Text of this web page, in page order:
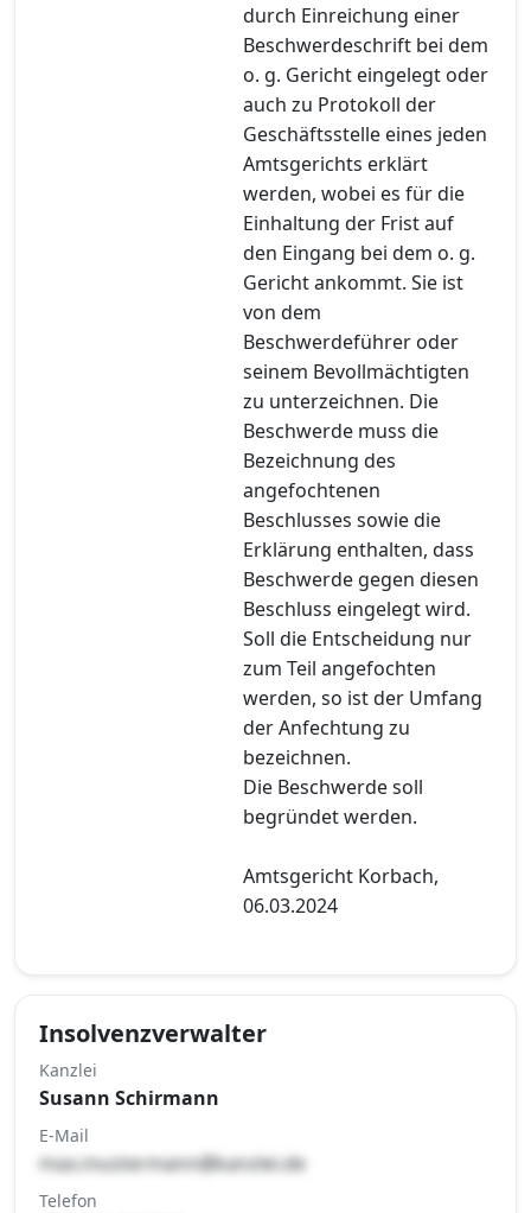
durch Einreichung einer
Beschwerdeschrift bei dem
o. g. Gericht eingelegt oder
auch zu Protokoll der
Geschäftsstelle eines jeden
Amtsgerichts erklärt
werden, wobei es für die
Einhaltung der Frist auf
den Eingang bei dem o. g.
Gericht ankommt. Sie ist
von dem
Beschwerdeführer oder
seinem Bevollmächtigten
zu unterzeichnen. Die
Beschwerde muss die
Bezeichnung des
angefochtenen
Beschlusses sowie die
Erklärung enthalten, dass
Beschwerde gegen diesen
Beschluss eingelegt wird.
Soll die Entscheidung nur
zum Teil angefochten
werden, so ist der Umfang
der Anfechtung zu
bezeichnen.
Die Beschwerde soll
begründet werden.
Amtsgericht Korbach,
06.03.2024
Insolvenzverwalter
Kanzlei
Susann Schirmann
E-Mail
max.mustermann@kanzlei.de
Telefon